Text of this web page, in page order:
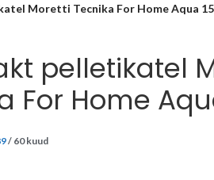
Moretti Tecnika For Home Aqua 15
pelletikatel
For Home
/ 60 kuud